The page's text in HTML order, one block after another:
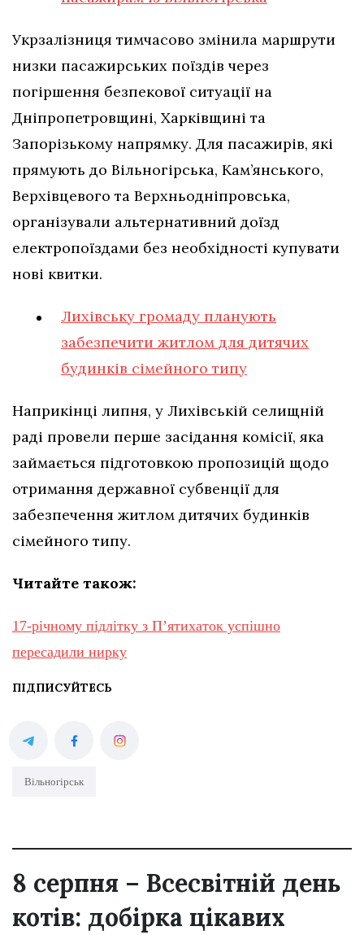
Укрзалізниця тимчасово змінила маршрути
низки пасажирських поїздів через
погіршення безпекової ситуації на
Дніпропетровщині, Харківщині та
Запорізькому напрямку. Для пасажирів, які
прямують до Вільногірська, Кам’янського,
Верхівцевого та Верхньодніпровська,
організували альтернативний доїзд
електропоїздами без необхідності купувати
нові квитки.
Лихівську громаду планують
забезпечити житлом для дитячих
будинків сімейного типу
Наприкінці липня, у Лихівській селищній
раді провели перше засідання комісії, яка
займається підготовкою пропозицій щодо
отримання державної субвенції для
забезпечення житлом дитячих будинків
сімейного типу.
Читайте також:
17-річному підлітку з Пʼятихаток успішно
пересадили нирку
ПІДПИСУЙТЕСЬ
Вільногірськ
8 серпня – Всесвітній день
котів: добірка цікавих